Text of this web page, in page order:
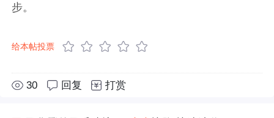
步。
给本帖投票
30 回复 打赏